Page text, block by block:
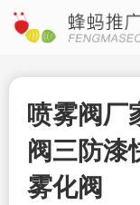
喷雾阀厂
阀三防漆
雾化阀